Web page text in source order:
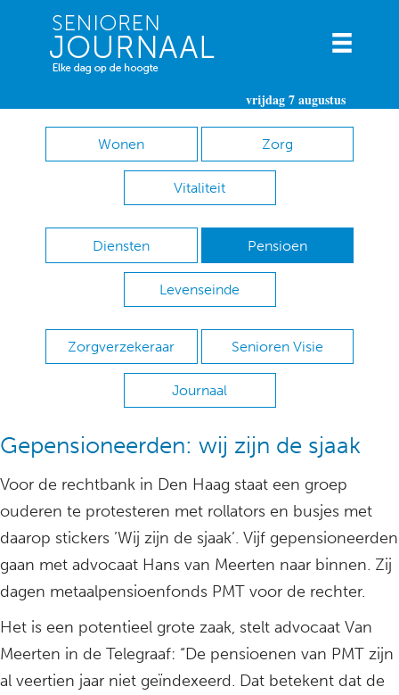
vrijdag 7 augustus
Wonen Zorg
Vitaliteit
Diensten Pensioen
Levenseinde
Zorgverzekeraar Senioren Visie
Journaal
Gepensioneerden: wij zijn de sjaak
Voor de rechtbank in Den Haag staat een groep
ouderen te protesteren met rollators en busjes met
daarop stickers ’Wij zijn de sjaak’. Vijf gepensioneerden
gaan met advocaat Hans van Meerten naar binnen. Zij
dagen metaalpensioenfonds PMT voor de rechter.
Het is een potentieel grote zaak, stelt advocaat Van
Meerten in de Telegraaf: “De pensioenen van PMT zijn
al veertien jaar niet geïndexeerd. Dat betekent dat de